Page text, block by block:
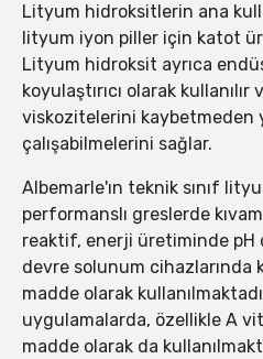
Lityum hidroksitlerin ana
lityum iyon piller için katot
Lityum hidroksit ayrıca
koyulaştırıcı olarak
viskozitelerini kaybetmeden
çalışabilmelerini sağlar.
Albemarle'ın teknik sınıf
performanslı greslerde
reaktif, enerji üretiminde pH
devre solunum
madde olarak
uygulamalarda, özellikle A
madde olarak da